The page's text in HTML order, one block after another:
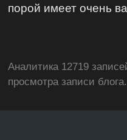
порой имеет очень
Аналитика 12719
просмотра записи блога.